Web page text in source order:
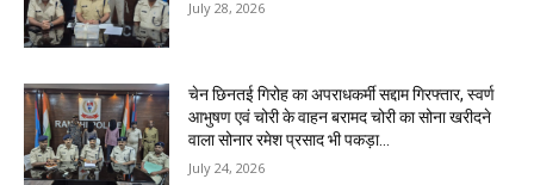
July 28, 2026
चेन छिनतई गिरोह का अपराधकर्मी सद्दाम गिरफ्तार, स्वर्ण
आभुषण एवं चोरी के वाहन बरामद चोरी का सोना खरीदने
वाला सोनार रमेश प्रसाद भी पकड़ा...
July 24, 2026